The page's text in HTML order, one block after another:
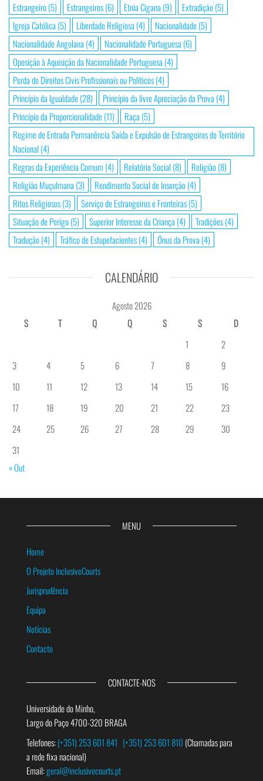
Estrangeiro(5) Estrangeiros(6) Etnia Cigana (9) Extradição(5)
Igreja Católica (5) Liberdade Religiosa (4) Nacionalidade(5)
Nacionalidade Angolana (4) Nacionalidade Portuguesa (6)
Oposição à Aquisição da Nacionalidade Portuguesa (4)
Perda de Direitos Civis Profissionais ou Políticos(4)
Princípio da Igualdade(28) Princípio da livre Apreciação da Prova (4)
Princípio da Proporcionalidade(11) Raça (5)
Regime de Entrada Permanência Saída e Expulsão de Estrangeiros do Território
Nacional (4)
Regras da Experiência Comum (4) Relatório Social (8) Religião(8)
Religião Muçulmana (3) Rendimento Social de Inserção(4)
Ritos Religiosos(3) Serviço de Estrangeiros e Fronteiras(5)
Situação de Perigo(5) Superior Interesse da Criança (4) Tradições(4)
Tradução(4) Tráfico de Estupefacientes(4) Ónus da Prova (4)
CALENDÁRIO
Agosto 2026
S
T Q Q S S
D
1
2
3
4 5 6 7 8
9
10
11 12 13 14 15
16
17
18 19 20 21 22
23
24
25 26 27 28 29
30
31
« Out
MENU
Home
O Projeto InclusiveCourts
Jurisprudência
Equipa
Notícias
Contacto
CONTACTE-NOS
Universidade do Minho,
Largo do Paço 4700-320 BRAGA
Telefones:(+351) 253 601 841 (+351) 253 601 810 (Chamadas para
a rede fixa nacional)
Email:geral@inclusivecourts.pt